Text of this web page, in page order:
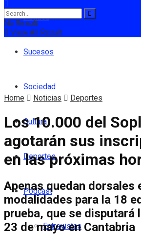
Política
Sucesos
Sociedad
Cultura
Deportes
Podcast
Entrevistas
No Result
View All Result
Home Noticias Deportes
Los 10.000 del
agotarán sus
en las próximas
Apenas quedan dorsales
modalidades para la 18
prueba, que se disputará
23 de mayo en Cantabria